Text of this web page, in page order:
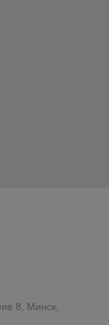
8, Минск,